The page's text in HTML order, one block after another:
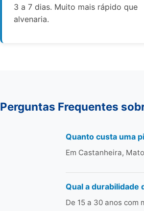
3 a 7 dias. Muito mais rápido que
alvenaria.
Perguntas Frequentes
Quanto custa uma
Em Castanheira,
Qual a durabilidade
De 15 a 30 anos com